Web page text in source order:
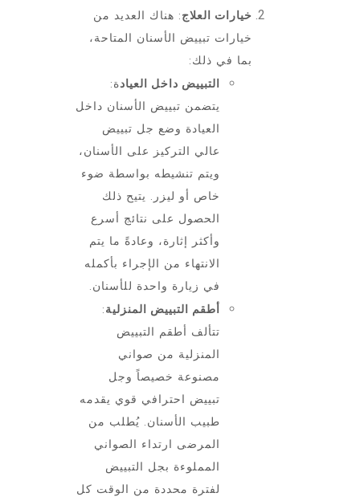
خيارات العلاج: هناك العديد من
خيارات تبييض الأسنان المتاحة،
بما في ذلك:
التبييض داخل العيادة:
يتضمن تبييض الأسنان داخل
العيادة وضع جل تبييض
عالي التركيز على الأسنان،
ويتم تنشيطه بواسطة ضوء
خاص أو ليزر. يتيح ذلك
الحصول على نتائج أسرع
وأكثر إثارة، وعادةً ما يتم
الانتهاء من الإجراء بأكمله
في زيارة واحدة للأسنان.
أطقم التبييض المنزلية:
تتألف أطقم التبييض
المنزلية من صواني
مصنوعة خصيصاً وجل
تبييض احترافي قوي يقدمه
طبيب الأسنان. يُطلب من
المرضى ارتداء الصواني
المملوءة بجل التبييض
لفترة محددة من الوقت كل